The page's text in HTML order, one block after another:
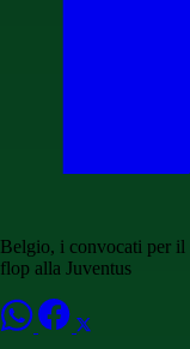
Belgio, i convocati per
flop alla Juventus